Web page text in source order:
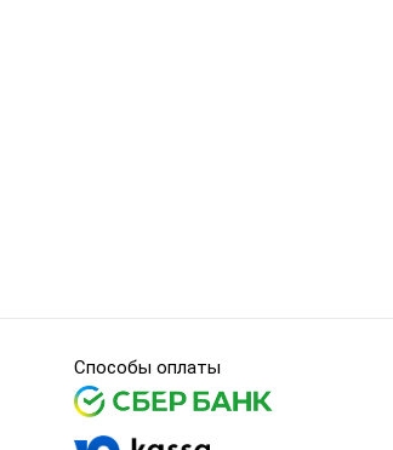
Способы оплаты